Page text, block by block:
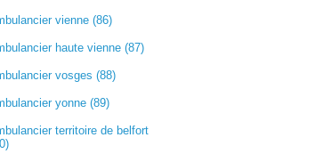
vienne (86)
haute vienne (87)
vosges (88)
yonne (89)
territoire de belfort